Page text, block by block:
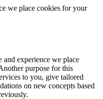
we place cookies for your
and experience we place
purpose for this
to you, give tailored
on new concepts based